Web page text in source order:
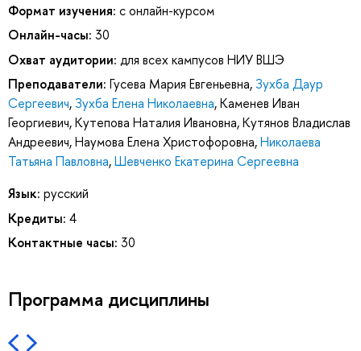
Формат изучения: с онлайн-курсом
Онлайн-часы: 30
Охват аудитории: для всех кампусов НИУ ВШЭ
Преподаватели: Гусева Мария Евгеньевна, Зухба Даур
Сергеевич, Зухба Елена Николаевна,Каменев Иван
Георгиевич,Кутепова Наталия Ивановна,Кутянов Владислав
Андреевич,Наумова Елена Христофоровна,Николаева
Татьяна Павловна,Шевченко Екатерина Сергеевна
Язык: русский
Кредиты: 4
Контактные часы: 30
Программа дисциплины